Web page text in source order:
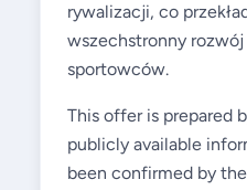
rywalizacji, co
wszechstronny
sportowców.
This offer is prepared
publicly available
been confirmed by